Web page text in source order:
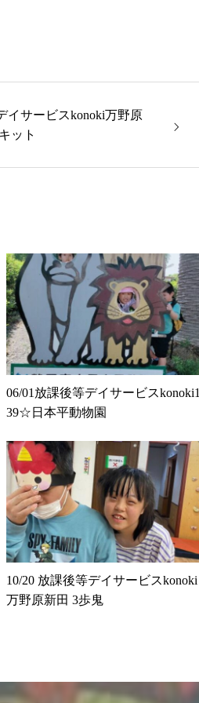
イサービスkonoki万野原
ット
06/01放課後等デイサービスkonoki1
39☆日本平動物園
10/20 放課後等デイサービスkonoki
万野原新田 3歩鬼